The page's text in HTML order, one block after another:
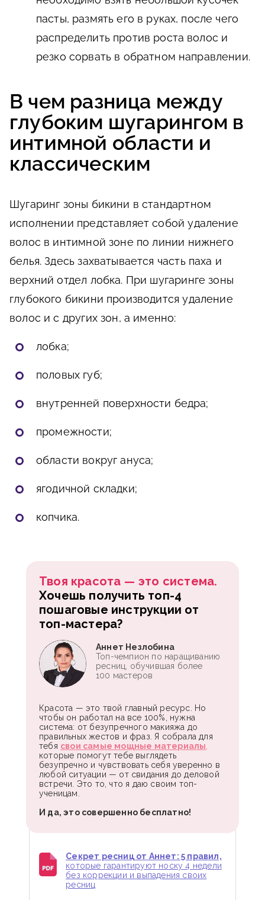
пасты, размять его в руках, после чего
распределить против роста волос и
резко сорвать в обратном направлении.
В чем разница между
глубоким шугарингом в
интимной области и
классическим
Шугаринг зоны бикини в стандартном
исполнении представляет собой удаление
волос в интимной зоне по линии нижнего
белья. Здесь захватывается часть паха и
верхний отдел лобка. При шугаринге зоны
глубокого бикини производится удаление
волос и с других зон, а именно:
лобка;
половых губ;
внутренней поверхности бедра;
промежности;
области вокруг ануса;
ягодичной складки;
копчика.
Твоя красота — это система.
Хочешь получить топ-4
пошаговые инструкции от
топ-мастера?
Красота — это твой главный ресурс. Но
чтобы он работал на все 100%, нужна
система: от безупречного макияжа до
правильных жестов и фраз. Я собрала для
тебя свои самые мощные материалы,
которые помогут тебе выглядеть
безупречно и чувствовать себя уверенно в
любой ситуации — от свидания до деловой
встречи. Это то, что я даю своим топ-
ученицам.
И да, это совершенно бесплатно!
Аннет Незлобина
Топ-чемпион по наращиванию
ресниц, обучившая более
100 мастеров
Секрет ресниц от Аннет: 5 правил,
которые гарантируют носку 4 недели
без коррекции и выпадения своих
ресниц